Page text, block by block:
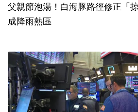
父親節泡湯！白海豚路徑修正「
成降雨熱區